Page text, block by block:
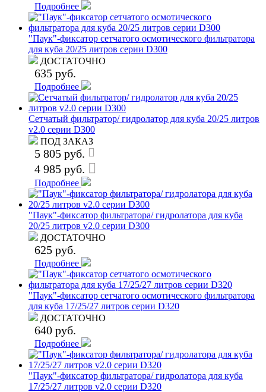
Подробнее
"Паук"-фиксатор сетчатого осмотического фильтратора
для куба 20/25 литров серии D300
ДОСТАТОЧНО
635 руб.
Подробнее
Сетчатый фильтратор/ гидролатор для куба 20/25 литров
v2.0 серии D300
ПОД ЗАКАЗ
5 805 руб.
4 985 руб.
Подробнее
"Паук"-фиксатор фильтратора/ гидролатора для куба
20/25 литров v2.0 серии D300
ДОСТАТОЧНО
625 руб.
Подробнее
"Паук"-фиксатор сетчатого осмотического фильтратора
для куба 17/25/27 литров серии D320
ДОСТАТОЧНО
640 руб.
Подробнее
"Паук"-фиксатор фильтратора/ гидролатора для куба
17/25/27 литров v2.0 серии D320